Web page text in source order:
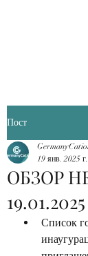
Пост
ОБЗОР
19.01.2025
19 янв. 2025 г.
Список